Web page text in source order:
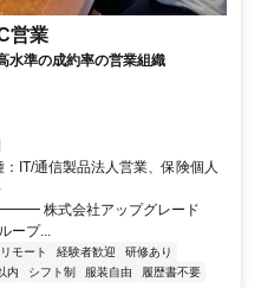
営業
水準の成約率の営業組織
IT/通信製品法人営業、保険個人
会社アップグレード
ープ...
モート 経験者歓迎
研修あり
内 シフト制 服装自由 履歴書不要